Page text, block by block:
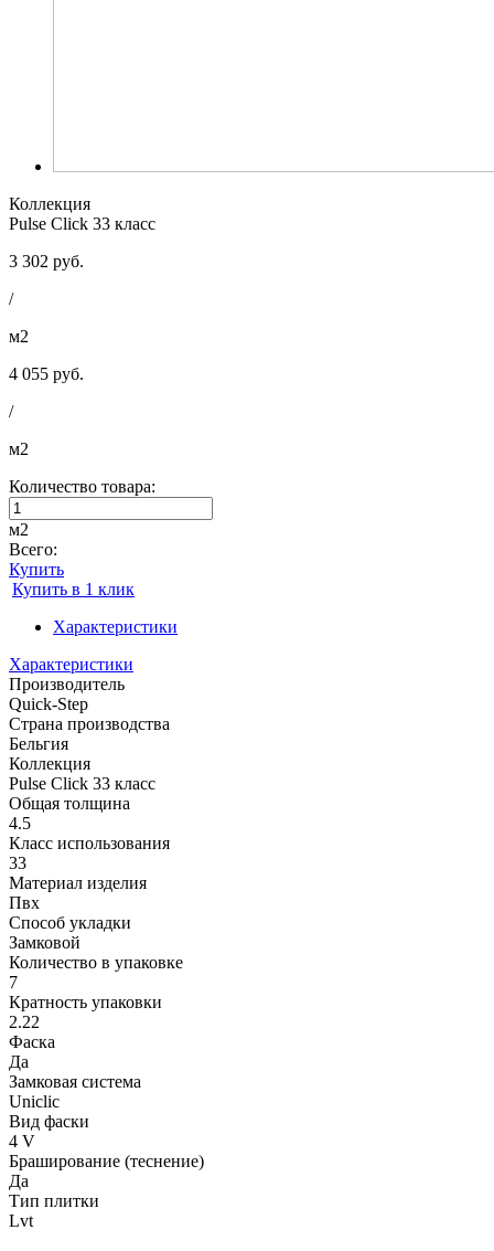
Коллекция
Pulse Click 33 класс
3 302 руб.
/
м2
4 055 руб.
/
м2
Количество товара:
м2
Всего:
Купить
Купить в 1 клик
Характеристики
Характеристики
Производитель
Quick-Step
Страна производства
Бельгия
Коллекция
Pulse Click 33 класс
Общая толщина
4.5
Класс использования
33
Материал изделия
Пвх
Способ укладки
Замковой
Количество в упаковке
7
Кратность упаковки
2.22
Фаска
Да
Замковая система
Uniclic
Вид фаски
4 V
Браширование (теснение)
Да
Тип плитки
Lvt